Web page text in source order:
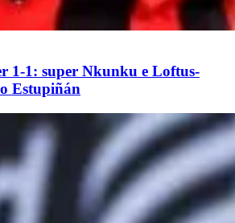
1-1: super Nkunku e Loftus-
Estupiñán